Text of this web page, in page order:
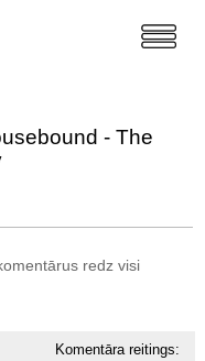
- The
redz visi
Komentāra reitings: